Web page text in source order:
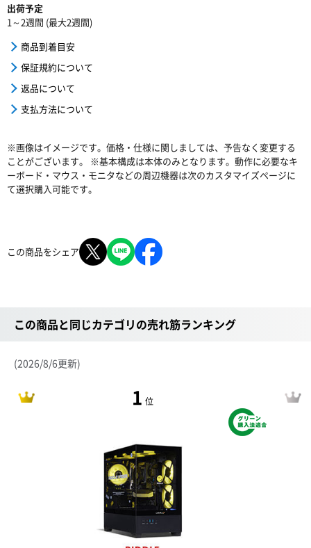
出荷予定
1～2週間 (最大2週間)
商品到着目安
保証規約について
返品について
支払方法について
※画像はイメージです。価格・仕様に関しましては、予告なく変更する
ことがございます。 ※基本構成は本体のみとなります。動作に必要なキ
ーボード・マウス・モニタなどの周辺機器は次のカスタマイズページに
て選択購入可能です。
この商品をシェア
この商品と同じカテゴリの売れ筋ランキング
(2026/8/6更新)
1 位